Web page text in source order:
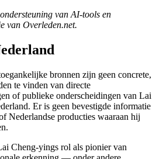
van AI-tools en
van Overleden.net.
bronnen zijn geen concrete,
te vinden van directe
of publieke onderscheidingen van Lai
Er is geen bevestigde informatie
Nederlandse producties waaraan hij
Cheng-yings rol als pionier van